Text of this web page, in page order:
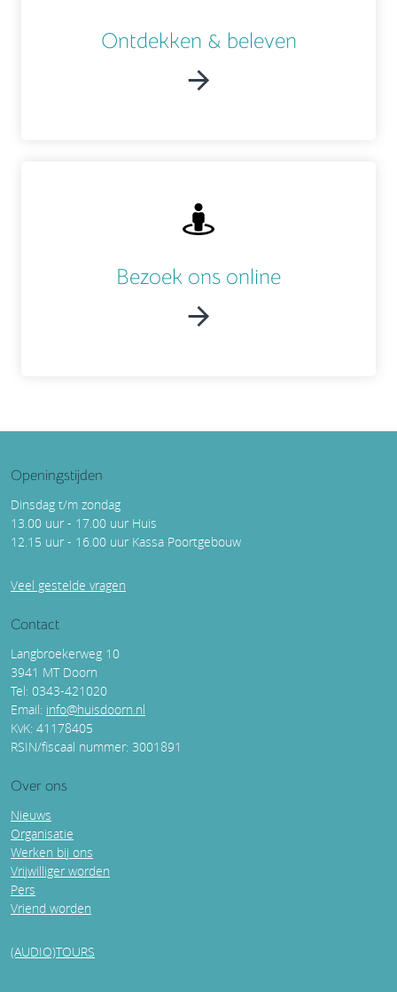
Ontdekken & beleven
Bezoek ons online
Openingstijden
Dinsdag t/m zondag
13.00 uur - 17.00 uur Huis
12.15 uur - 16.00 uur Kassa Poortgebouw
Veel gestelde vragen
Contact
Langbroekerweg 10
3941 MT Doorn
Tel: 0343-421020
Email: info@huisdoorn.nl
KvK: 41178405
RSIN/fiscaal nummer: 3001891
Over ons
Nieuws
Organisatie
Werken bij ons
Vrijwilliger worden
Pers
Vriend worden
(AUDIO)TOURS